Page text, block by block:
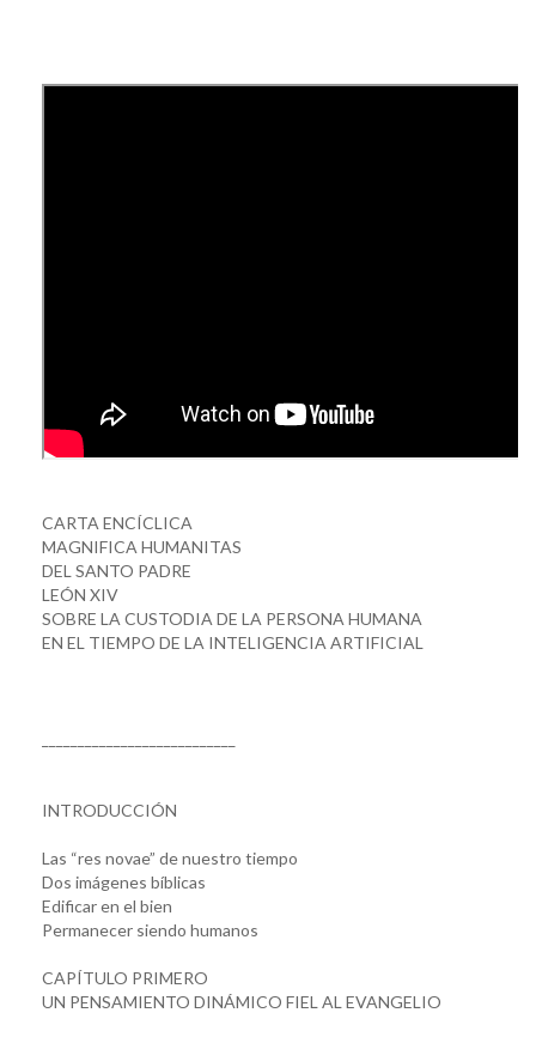
CARTA ENCÍCLICA
MAGNIFICA HUMANITAS
DEL SANTO PADRE
LEÓN XIV
SOBRE LA CUSTODIA DE LA PERSONA HUMANA
EN EL TIEMPO DE LA INTELIGENCIA ARTIFICIAL
INTRODUCCIÓN
Las “res novae” de nuestro tiempo
Dos imágenes bíblicas
Edificar en el bien
Permanecer siendo humanos
CAPÍTULO PRIMERO
UN PENSAMIENTO DINÁMICO FIEL AL EVANGELIO